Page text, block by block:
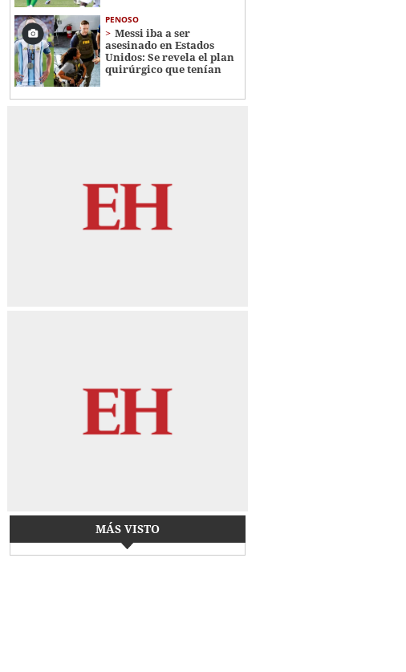
PENOSO
Messi iba a ser
asesinado en Estados
Unidos: Se revela el plan
quirúrgico que tenían
MÁS VISTO